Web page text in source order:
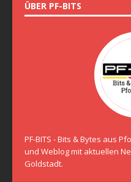
ÜBER PF-BITS
PF-BITS - Bits & Bytes aus
und Weblog mit aktuellen
Goldstadt.